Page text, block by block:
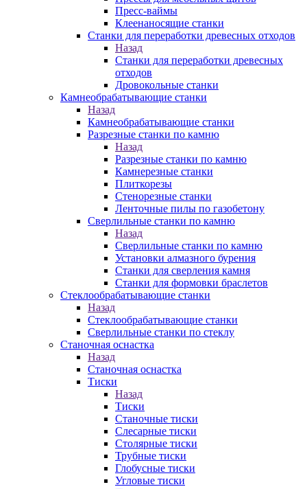
Пресс-ваймы
Клеенаносящие станки
Станки для переработки древесных отходов
Назад
Станки для переработки древесных
отходов
Дровокольные станки
Камнеобрабатывающие станки
Назад
Камнеобрабатывающие станки
Разрезные станки по камню
Назад
Разрезные станки по камню
Камнерезные станки
Плиткорезы
Стенорезные станки
Ленточные пилы по газобетону
Сверлильные станки по камню
Назад
Сверлильные станки по камню
Установки алмазного бурения
Станки для сверления камня
Станки для формовки браслетов
Стеклообрабатывающие станки
Назад
Стеклообрабатывающие станки
Сверлильные станки по стеклу
Станочная оснастка
Назад
Станочная оснастка
Тиски
Назад
Тиски
Станочные тиски
Слесарные тиски
Столярные тиски
Трубные тиски
Глобусные тиски
Угловые тиски